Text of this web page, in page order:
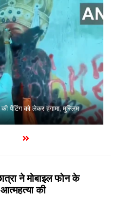
पेेंटिंग को लेकर हंगामा, मुस्लिम
ने मोबाइल फोन के
की